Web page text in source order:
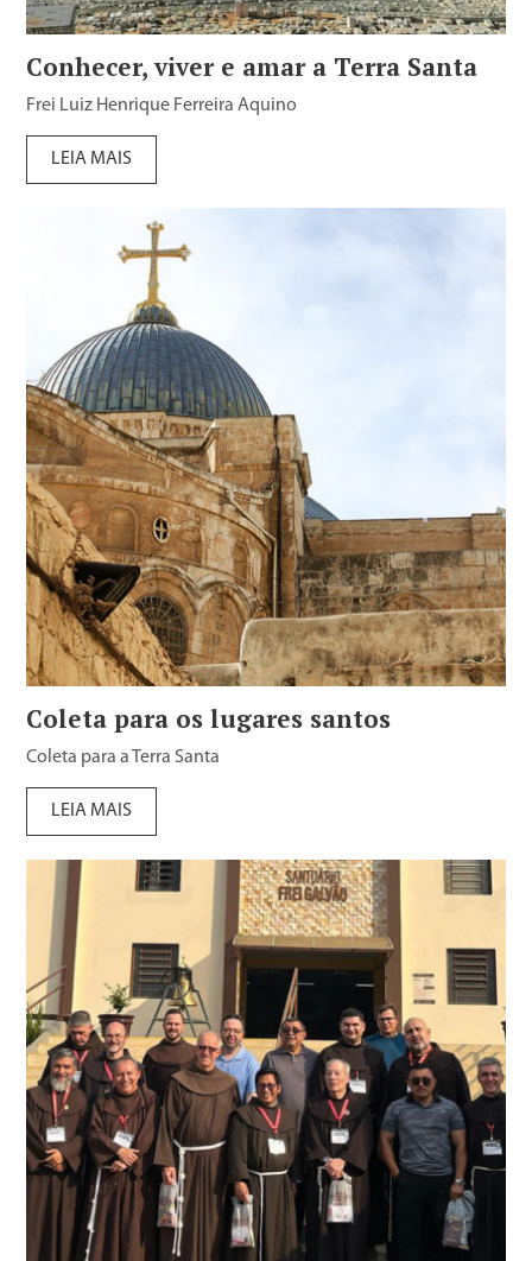
Conhecer, viver e amar a Terra Santa
Frei Luiz Henrique Ferreira Aquino
LEIA MAIS
Coleta para os lugares santos
Coleta para a Terra Santa
LEIA MAIS